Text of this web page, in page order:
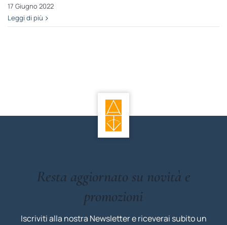
17 Giugno 2022
Leggi di più
Resta aggiornato su novità e
promozioni
Iscriviti alla nostra Newsletter e riceverai subito un